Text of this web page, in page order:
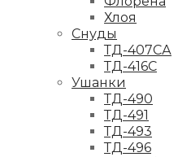
Хлоя
Снуды
ТД-407СА
ТД-416С
Ушанки
ТД-490
ТД-491
ТД-493
ТД-496